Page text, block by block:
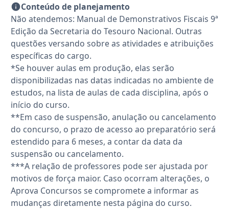
Conteúdo de planejamento
Não atendemos: Manual de Demonstrativos Fiscais 9ª
Edição da Secretaria do Tesouro Nacional. Outras
questões versando sobre as atividades e atribuições
específicas do cargo.
*Se houver aulas em produção, elas serão
disponibilizadas nas datas indicadas no ambiente de
estudos, na lista de aulas de cada disciplina, após o
início do curso.
**Em caso de suspensão, anulação ou cancelamento
do concurso, o prazo de acesso ao preparatório será
estendido para 6 meses, a contar da data da
suspensão ou cancelamento.
***A relação de professores pode ser ajustada por
motivos de força maior. Caso ocorram alterações, o
Aprova Concursos se compromete a informar as
mudanças diretamente nesta página do curso.